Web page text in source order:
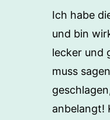
Ich habe
und bin
lecker und
muss
anbelangt!